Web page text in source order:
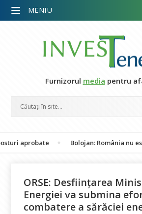
Furnizorul media pentru
Bolojan: România nu este în
ORSE: Desființarea
Energiei va submina
combatere a sărăciei
MENIU